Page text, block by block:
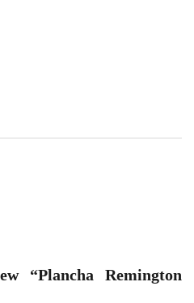
“Plancha Remington